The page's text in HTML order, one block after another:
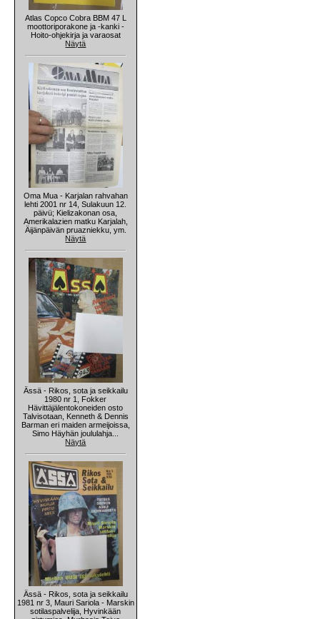
Atlas Copco Cobra BBM 47 L
moottoriporakone ja -kanki -
Hoito-ohjekirja ja varaosat
Näytä
Oma Mua - Karjalan rahvahan
lehti 2001 nr 14, Sulakuun 12.
päivü; Kielizakonan osa,
Amerikalazien matku Karjalah,
Äijänpäivän pruazniekku, ym.
Näytä
Ässä - Rikos, sota ja seikkailu
1980 nr 1, Fokker
Hävittäjälentokoneiden osto
Talvisotaan, Kenneth & Dennis
Barman eri maiden armeijoissa,
Simo Häyhän joululahja...
Näytä
Ässä - Rikos, sota ja seikkailu
1981 nr 3, Mauri Sariola - Marskin
sotilaspalvelija, Hyvinkään